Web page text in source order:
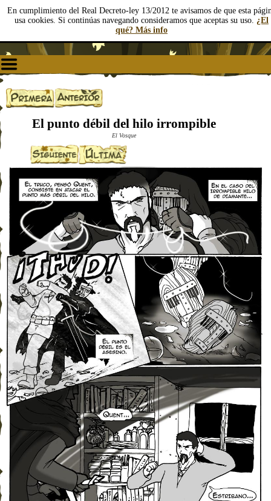
En cumplimiento del Real Decreto-ley 13/2012 te avisamos de que esta
usa cookies. Si continúas navegando consideramos que aceptas su uso. ¿El
qué? Más info
El punto débil del hilo irrompible
El Vosque